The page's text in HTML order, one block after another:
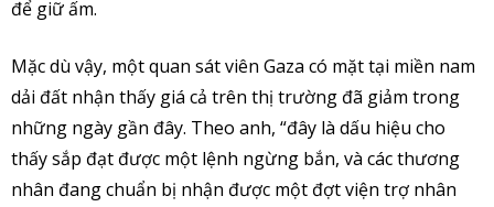
để giữ ấm.
Mặc dù vậy, một quan sát viên Gaza có mặt tại miền nam
dải đất nhận thấy giá cả trên thị trường đã giảm trong
những ngày gần đây. Theo anh, “đây là dấu hiệu cho
thấy sắp đạt được một lệnh ngừng bắn, và các thương
nhân đang chuẩn bị nhận được một đợt viện trợ nhân